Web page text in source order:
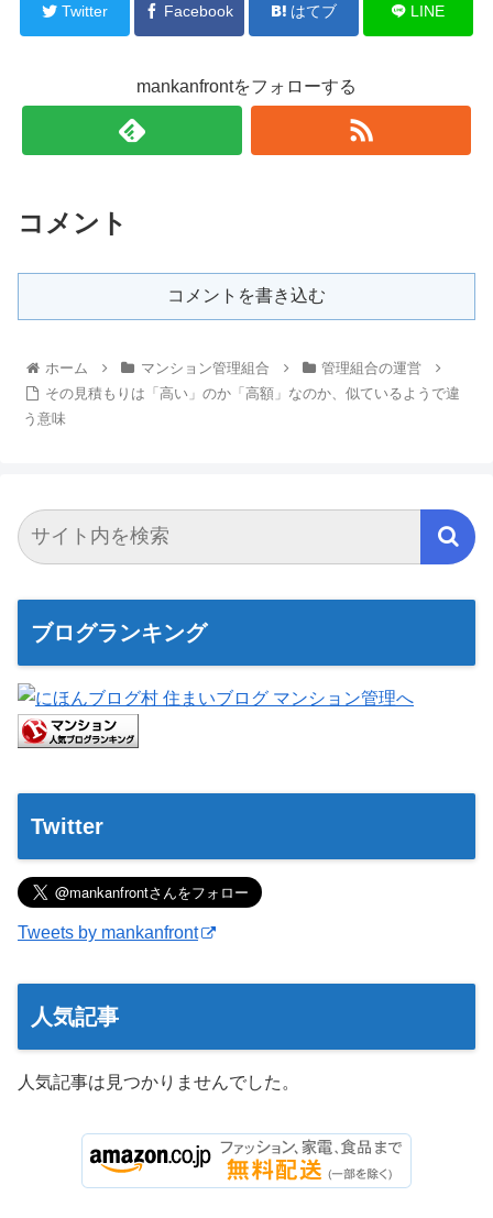
Twitter Facebook はてブ LINE
mankanfrontをフォローする
コメント
コメントを書き込む
ホーム マンション管理組合
管理組合の運営
その見積もりは「高い」のか「高額」なのか、似ているようで違
う意味
ブログランキング
Twitter
Tweets by mankanfront
人気記事
人気記事は見つかりませんでした。